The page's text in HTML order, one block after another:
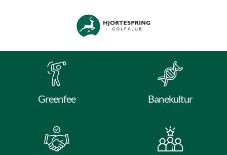
Skip to main content
Greenfee Banekultur